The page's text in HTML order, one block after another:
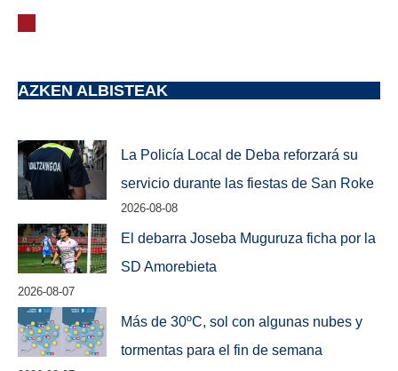
AZKEN ALBISTEAK
La Policía Local de Deba reforzará su
servicio durante las fiestas de San Roke
2026-08-08
El debarra Joseba Muguruza ficha por la
SD Amorebieta
2026-08-07
Más de 30ºC, sol con algunas nubes y
tormentas para el fin de semana